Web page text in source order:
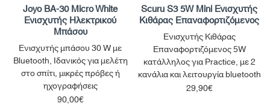
Joyo BA-30 Micro White
Ενισχυτής Ηλεκτρικού
Μπάσου
Ενισχυτής μπάσου 30 W με
Bluetooth, Ιδανικός για μελέτη
στο σπίτι, μικρές πρόβες ή
ηχογραφήσεις
90,00€
Scuru S3 5W Mini Ενισχυτής
Κιθάρας Επαναφορτιζόμενος
Ενισχυτής Κιθάρας
Επαναφορτιζόμενος 5W
κατάλληλος για Practice, με 2
κανάλια και λειτουργία bluetooth
29,90€